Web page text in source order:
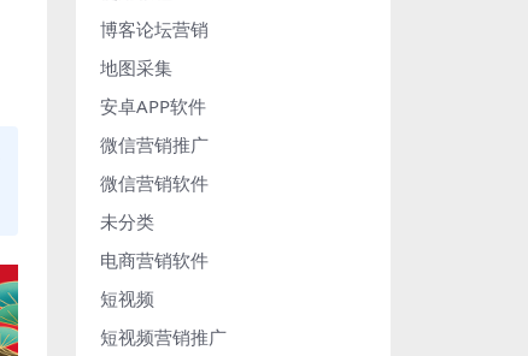
博客论坛营销
地图采集
安卓APP软件
微信营销推广
微信营销软件
未分类
电商营销软件
短视频
短视频营销推广